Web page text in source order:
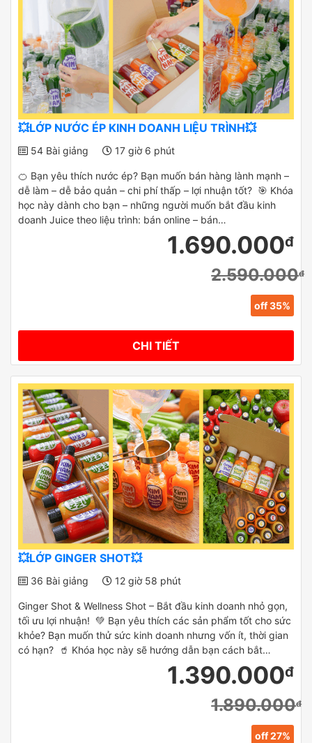
💥LỚP NƯỚC ÉP KINH DOANH LIỆU TRÌNH💥
54 Bài giảng 17 giờ 6 phút
🍊 Bạn yêu thích nước ép? Bạn muốn bán hàng lành mạnh –
dễ làm – dễ bảo quản – chi phí thấp – lợi nhuận tốt? 🎯 Khóa
học này dành cho bạn – những người muốn bắt đầu kinh
doanh Juice theo liệu trình: bán online – bán…
1.690.000đ
2.590.000đ
off 35%
CHI TIẾT
💥LỚP GINGER SHOT💥
36 Bài giảng 12 giờ 58 phút
Ginger Shot & Wellness Shot – Bắt đầu kinh doanh nhỏ gọn,
tối ưu lợi nhuận! 💚 Bạn yêu thích các sản phẩm tốt cho sức
khỏe? Bạn muốn thử sức kinh doanh nhưng vốn ít, thời gian
có hạn? 🥤 Khóa học này sẽ hướng dẫn bạn cách bắt…
1.390.000đ
1.890.000đ
off 27%